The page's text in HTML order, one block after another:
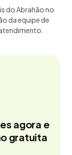
do Abrahão no
da equipe de
agora e
gratuita